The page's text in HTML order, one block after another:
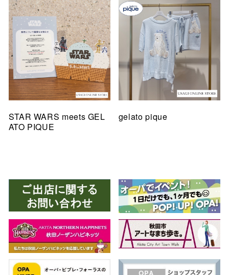
STAR WARS meets GEL
ATO PIQUE
gelato pique